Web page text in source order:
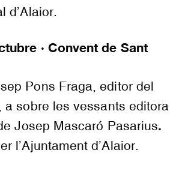
d’Alaior.
· Convent de Sant
Pons Fraga, editor del
a sobre les vessants editora
Josep Mascaró Pasarius.
l’Ajuntament d’Alaior.